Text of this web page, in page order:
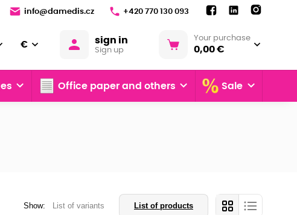
info@damedis.cz +420 770 130 093
€ sign in
Sign up
Your purchase
0,00 €
Office paper and others Sale
Show: List of variants List of products